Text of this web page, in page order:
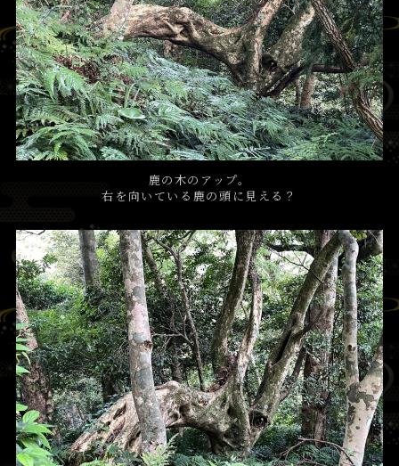
鹿の木のアップ。
右を向いている鹿の頭に見える？